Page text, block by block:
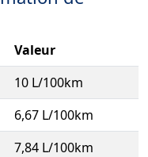
Valeur
10 L/100km
6,67 L/100km
7,84 L/100km